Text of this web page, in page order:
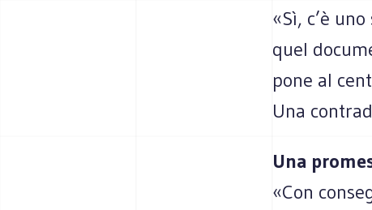
«Sì, c’è
quel
pone al
Una
Una
«Con